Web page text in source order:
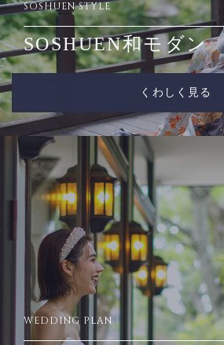
SOSHUEN STYLE
SOSHUEN和モダン
くわしく見る
WEDDING PLAN